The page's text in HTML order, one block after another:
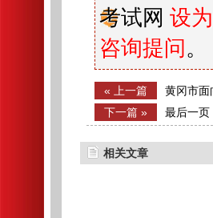
考试网 设
咨询提问 。
« 上一篇 黄冈市面
名教师的
下一篇 » 最后一页
相关文章